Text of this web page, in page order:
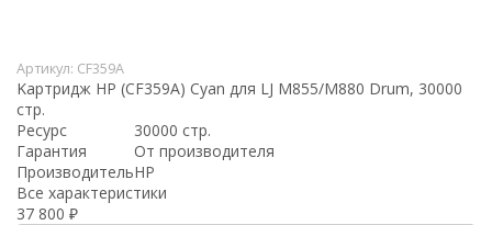
Артикул: CF359A
Kартридж HP (CF359A) Cyan для LJ M855/M880 Drum, 30000
стр.
Ресурс
30000 стр.
Гарантия
От производителя
ПроизводительHP
Все характеристики
37 800 ₽